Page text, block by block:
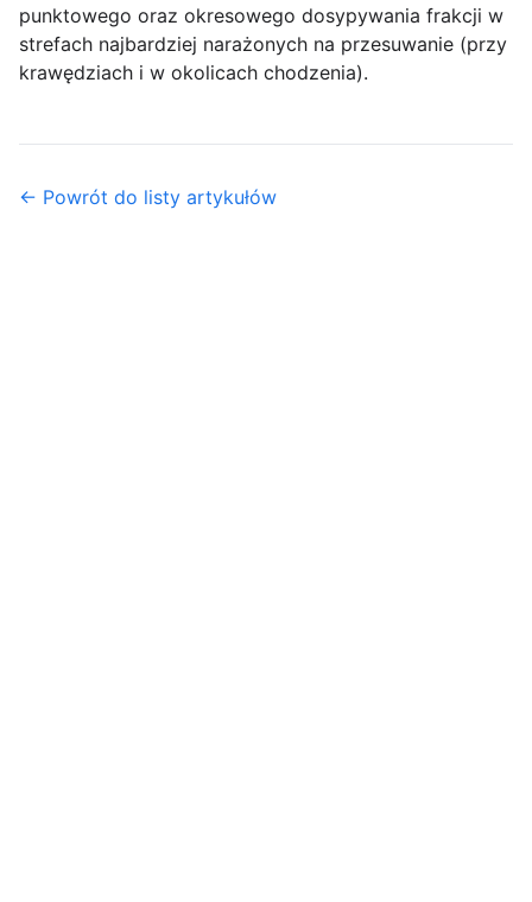
punktowego oraz okresowego dosypywania frakcji w
strefach najbardziej narażonych na przesuwanie (przy
krawędziach i w okolicach chodzenia).
← Powrót do listy artykułów